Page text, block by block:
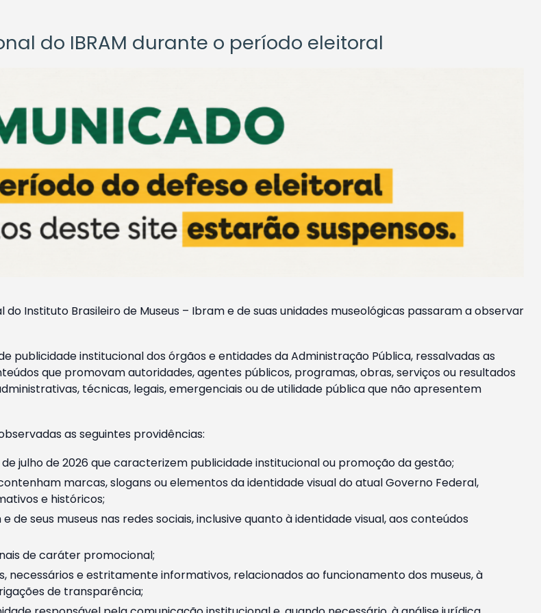
do IBRAM durante o período eleitoral
Instituto Brasileiro de Museus – Ibram e de suas unidades museológicas passaram a observar
publicidade institucional dos órgãos e entidades da Administração Pública, ressalvadas as
que promovam autoridades, agentes públicos, programas, obras, serviços ou resultados
técnicas, legais, emergenciais ou de utilidade pública que não apresentem
as seguintes providências:
julho de 2026 que caracterizem publicidade institucional ou promoção da gestão;
marcas, slogans ou elementos da identidade visual do atual Governo Federal,
e históricos;
seus museus nas redes sociais, inclusive quanto à identidade visual, aos conteúdos
de caráter promocional;
necessários e estritamente informativos, relacionados ao funcionamento dos museus, à
de transparência;